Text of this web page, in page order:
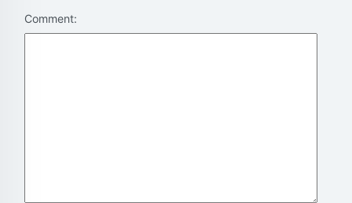
Comment: